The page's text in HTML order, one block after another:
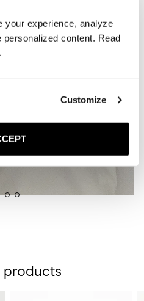
your experience, analyze
content. Read
.
Customize
products